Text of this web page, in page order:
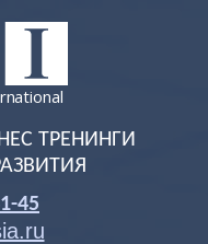
ТРЕНИНГИ
45